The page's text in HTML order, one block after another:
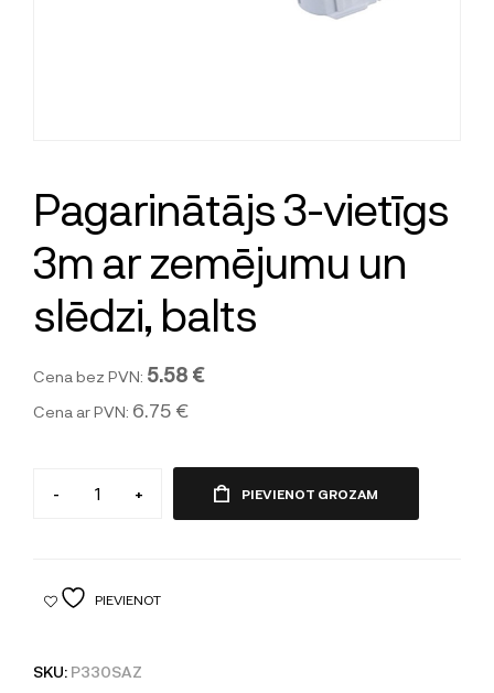
Pagarinātājs 3-vietīgs
3m ar zemējumu un
slēdzi, balts
Cena bez PVN: 5.58 €
Cena ar PVN: 6.75 €
- + PIEVIENOT GROZAM
PIEVIENOT
SKU: P330SAZ